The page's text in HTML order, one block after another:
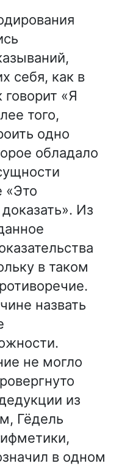
себя, как в
говорит «Я
того,
одно
обладало
«Это
Из
в таком
назвать
не могло
из
Гёдель
в одном